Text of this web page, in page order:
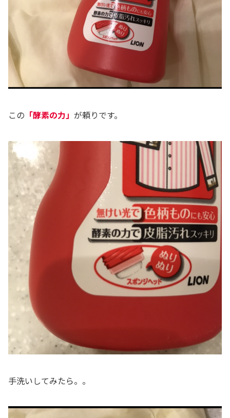
この 「酵素の力」 が頼りです。
手洗いしてみたら。。